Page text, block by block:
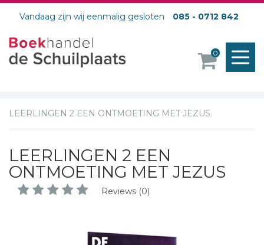
Vandaag zijn wij eenmalig gesloten 085 - 0712 842
0
LEERLINGEN 2 EEN ONTMOETING MET JEZUS
LEERLINGEN 2 EEN
ONTMOETING MET JEZUS
Reviews (0)